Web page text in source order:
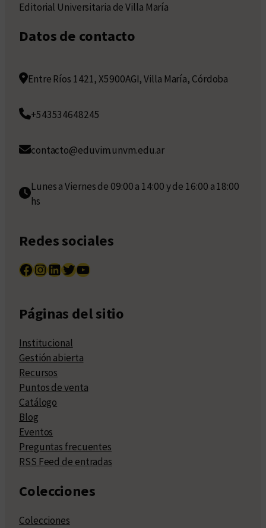
Editorial Universitaria de Villa María
Datos de contacto
Entre Ríos 1421, X5900AGI, Villa María, Córdoba
+543534648245
contacto@eduvim.unvm.edu.ar
Lunes a Viernes de 09:00 a 14:00 y de 16:00 a 18:00
hs
Redes sociales
Facebook InstagramLinkedIn Twitter YouTube
Páginas del sitio
Institucional
Gestión abierta
Recursos
Puntos de venta
Catálogo
Blog
Eventos
Preguntas frecuentes
RSS Feed de entradas
Colecciones
Colecciones